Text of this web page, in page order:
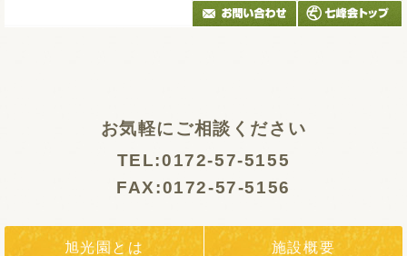
お気軽にご相談ください
TEL:0172-57-5155
FAX:0172-57-5156
旭光園とは 施設概要